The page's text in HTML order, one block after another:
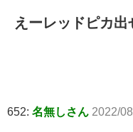
えーレッドピカ出
652: 名無しさん 2022/